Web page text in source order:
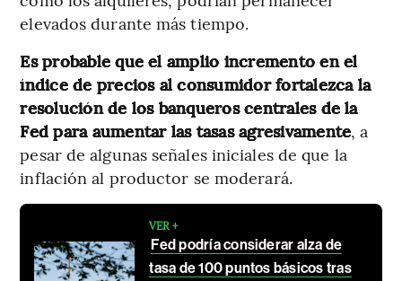
elevados durante más tiempo.
Es probable que el amplio incremento en el
índice de precios al consumidor fortalezca la
resolución de los banqueros centrales de la
Fed para aumentar las tasas agresivamente, a
pesar de algunas señales iniciales de que la
inflación al productor se moderará.
VER +
Fed podría considerar alza de
tasa de 100 puntos básicos tras